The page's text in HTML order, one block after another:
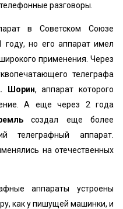
разговоры.
в Советском Союзе
году, но его аппарат имел
применения. Через
телеграфа
Шорин, аппарат которого
А еще через 2 года
создал еще более
телеграфный аппарат.
на отечественных
аппараты устроены
как у пишущей машинки, и